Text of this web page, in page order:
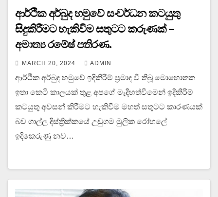
ආර්ථික අර්බුද හමුවේ සංවර්ධන කටයුතු
සිදුකිරීමට හැකිවිම සතුටට කරුණක් –
අමාත්‍ය රමේෂ් පතිරණ.
MARCH 20, 2024 ADMIN
ආර්ථීක අර්බුද හමුවේ ඉදිකිරීම් ප්‍රමාද වී තිබූ මොහොතක
ඉතා කෙටි කාලයක් තුළ අපගේ මැදිහත්වීමෙන් ඉදිකිරීම්
කටයුතු අවසන් කිරීමට හැකිවීම මහත් සතුටට කාරණයක්
බව ගාල්ල දිස්ත්‍රික්කයේ උඩුගම මුලික රෝහලේ
ඉදිකෙරුණු නව…